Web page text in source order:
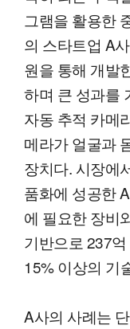
그램을 활용한
의 스타트업 A
원을 통해 개발
하며 큰 성과를
자동 추적 카메
메라가 얼굴과
장치다. 시장에
품화에 성공한
에 필요한 장비
기반으로 237
15% 이상의 기
A사의 사례는